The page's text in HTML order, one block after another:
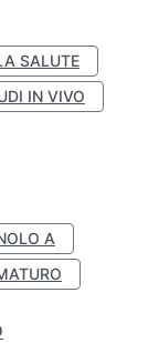
SALUTE
IN VIVO
A